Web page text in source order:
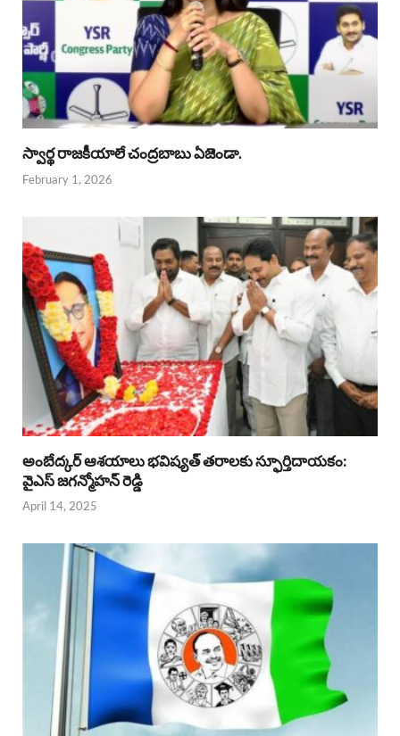
స్వార్థ రాజకీయాలే చంద్రబాబు ఏజెండా.
February 1, 2026
అంబేద్కర్ ఆశయాలు భవిష్యత్ తరాలకు స్ఫూర్తిదాయకం:
వైఎస్ జగన్మోహన్ రెడ్డి
April 14, 2025